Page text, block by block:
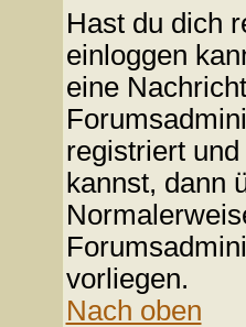
Hast du dich
einloggen
eine
registriert
kannst, dann
vorliegen.
Nach oben